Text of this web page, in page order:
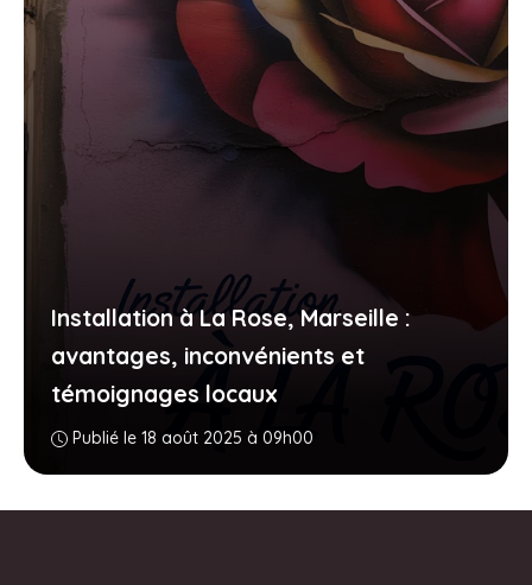
Installation à La Rose, Marseille :
avantages, inconvénients et
témoignages locaux
Publié le 18 août 2025 à 09h00